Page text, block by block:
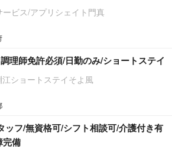
ビス/アプリシェイト門真
理師免許必須/日勤のみ/ショートステイ
ショートステイそよ風
ッフ/無資格可/シフト相談可/介護付き有
完備